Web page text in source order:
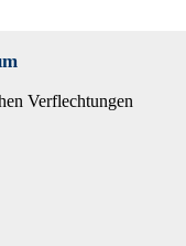
Verflechtungen